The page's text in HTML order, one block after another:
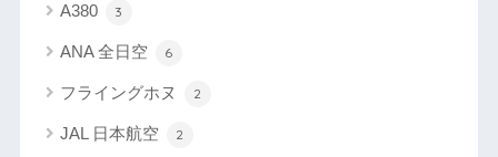
A380 3
ANA 全日空 6
フライングホヌ 2
JAL 日本航空 2